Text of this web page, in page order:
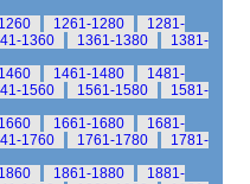
1261-1280
1281-
1360 1361-1380
1381-
1461-1480
1481-
1560 1561-1580
1581-
1661-1680
1681-
1760 1761-1780
1781-
1861-1880
1881-